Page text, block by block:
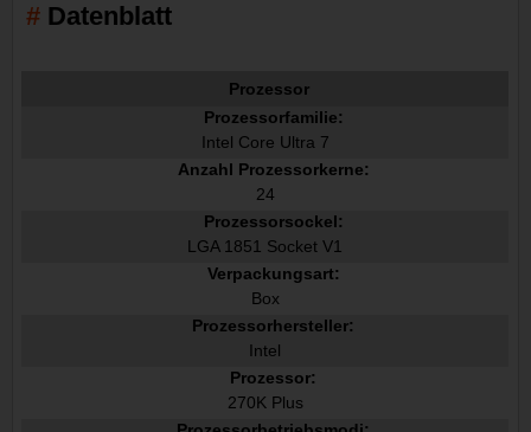
Datenblatt
Prozessor
Prozessorfamilie:
Intel Core Ultra 7
Anzahl Prozessorkerne:
24
Prozessorsockel:
LGA 1851 Socket V1
Verpackungsart:
Box
Prozessorhersteller:
Intel
Prozessor:
270K Plus